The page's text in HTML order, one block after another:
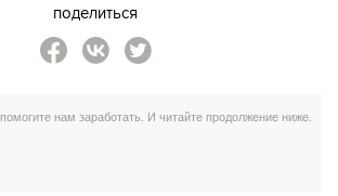
поделиться